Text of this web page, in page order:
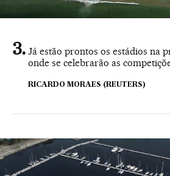
Já estão prontos os estádios na
onde se celebrarão as
RICARDO MORAES (REUTERS)